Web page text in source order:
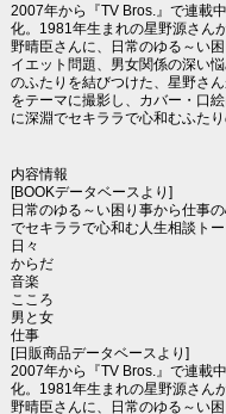
2007年から『TV Bros.』で連載
化。1981年生まれの星野源さん
野晴臣さんに、日常のゆる～い
イエット問題、男女関係の深い
のふたりを結びつけた、星野さ
をテーマに撮影し、カバー・口
に深淵でセキララで心和むふた
内容情報
[BOOKデータベースより]
日常のゆる～い困り事から仕事
でセキララで心和む人生相談トー
日々
からだ
音楽
こころ
男と女
仕事
[日販商品データベースより]
2007年から『TV Bros.』で連載
化。1981年生まれの星野源さん
野晴臣さんに、日常のゆる～い